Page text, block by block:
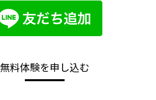
無料体験を申し込む